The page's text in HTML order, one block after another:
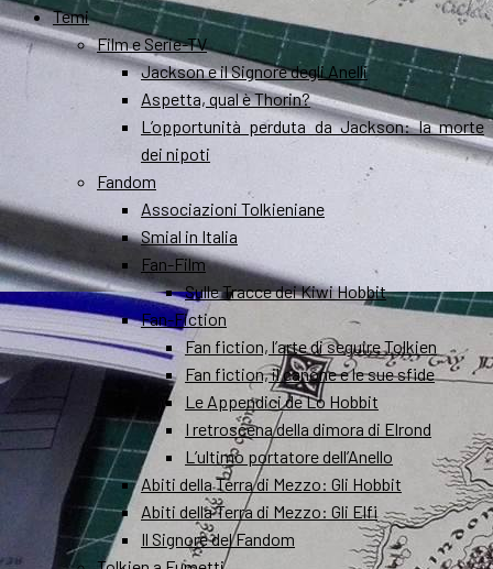
Temi
Film e Serie-TV
Jackson e il Signore degli Anelli
Aspetta, qual è Thorin?
L’opportunità perduta da Jackson: la morte
dei nipoti
Fandom
Associazioni Tolkieniane
Smial in Italia
Fan-Film
Sulle Tracce dei Kiwi Hobbit
Fan-Fiction
Fan fiction, l’arte di seguire Tolkien
Fan fiction, il canone e le sue sfide
Le Appendici de Lo Hobbit
I retroscena della dimora di Elrond
L’ultimo portatore dell’Anello
Abiti della Terra di Mezzo: Gli Hobbit
Abiti della Terra di Mezzo: Gli Elfi
Il Signore del Fandom